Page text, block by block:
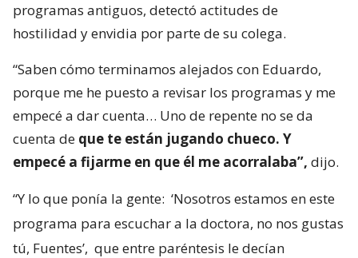
programas antiguos, detectó actitudes de
hostilidad y envidia por parte de su colega.
“Saben cómo terminamos alejados con Eduardo,
porque me he puesto a revisar los programas y me
empecé a dar cuenta… Uno de repente no se da
cuenta de que te están jugando chueco. Y
empecé a fijarme en que él me acorralaba”, dijo.
“Y lo que ponía la gente: ‘Nosotros estamos en este
programa para escuchar a la doctora, no nos gustas
tú, Fuentes’, que entre paréntesis le decían